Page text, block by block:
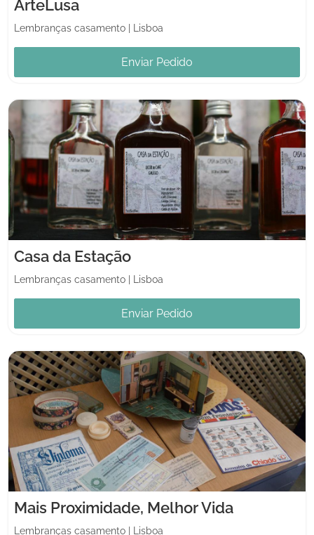
ArteLusa
Lembranças casamento Lisboa
Enviar Pedido
Casa da Estação
Lembranças casamento Lisboa
Enviar Pedido
Mais Proximidade, Melhor Vida
Lembranças casamento Lisboa